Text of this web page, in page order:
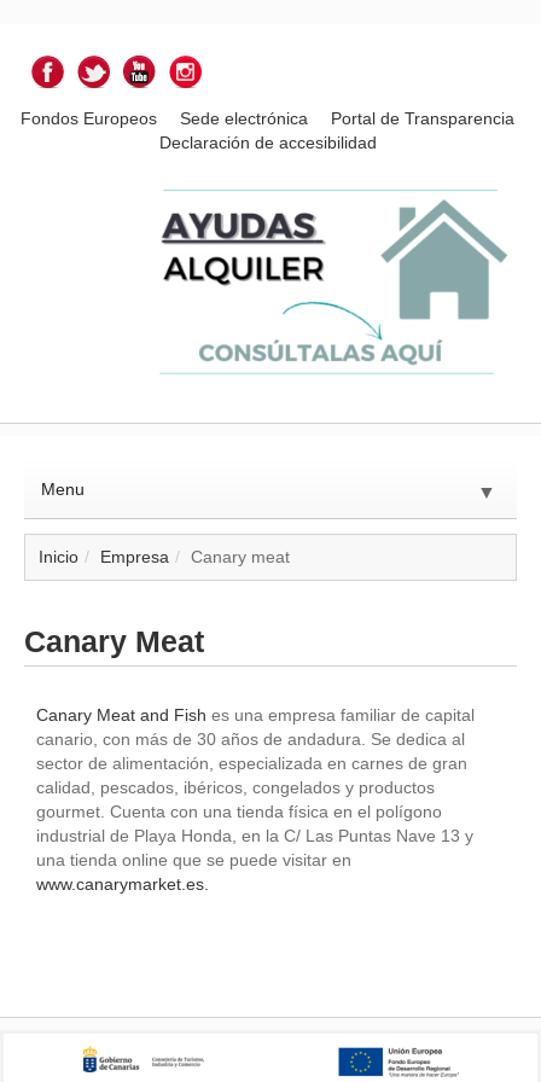
Fondos Europeos Sede electrónica
Portal de Transparencia
Declaración de accesibilidad
Menu ▼
▼
Inicio Empresa Canary meat
Canary Meat
Canary Meat and Fish es una empresa familiar de capital
canario, con más de 30 años de andadura. Se dedica al
sector de alimentación, especializada en carnes de gran
calidad, pescados, ibéricos, congelados y productos
gourmet. Cuenta con una tienda física en el polígono
industrial de Playa Honda, en la C/ Las Puntas Nave 13 y
una tienda online que se puede visitar en
www.canarymarket.es.